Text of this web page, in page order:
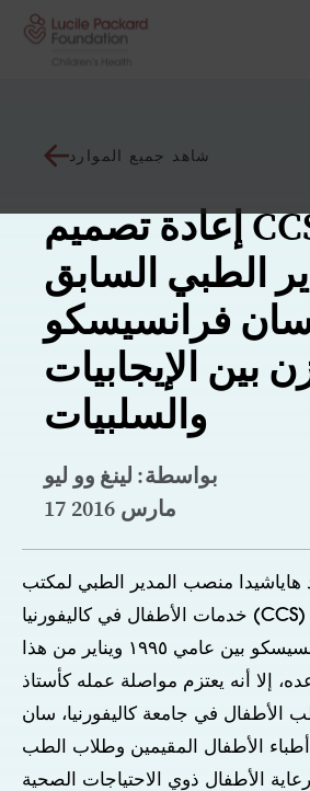
انتقل إلى المحتوى
شاهد جميع الموارد
إعادة تصميم CCS:
الطبي السابق
فرانسيسكو
بين الإيجابيات
والسلبيات
بواسطة: لينغ وو ليو
17 مارس 2016
هاياشيدا منصب المدير الطبي لمكتب
خدمات الأطفال في كاليفورنيا (CCS) التابع لمدينة
ومقاطعة سان فرانسيسكو بين عامي ١٩٩٥ ويناير من هذا
إلا أنه يعتزم مواصلة عمله كأستاذ
الأطفال في جامعة كاليفورنيا، سان
الأطفال المقيمين وطلاب الطب
الأطفال ذوي الاحتياجات الصحية